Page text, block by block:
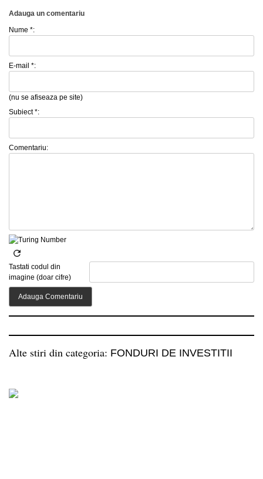
Adauga un comentariu
Nume *:
E-mail *:
(nu se afiseaza pe site)
Subiect *:
Comentariu:
Tastati codul din
imagine (doar cifre)
Alte stiri din categoria: FONDURI DE INVESTITII